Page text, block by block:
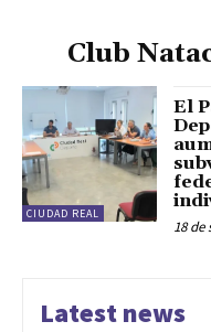
Club
CIUDAD REAL
El
18 de
Latest news